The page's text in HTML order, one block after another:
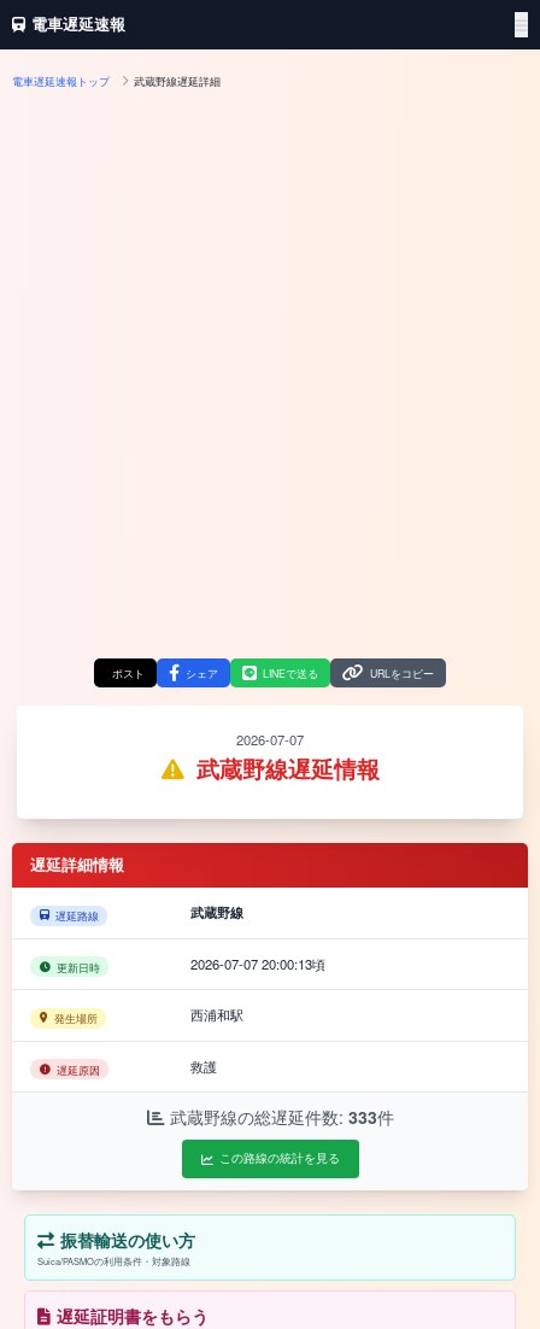
電車遅延速報
電車遅延速報トップ 武蔵野線遅延詳細
ポスト シェア LINEで送る URLをコピー
2026-07-07
武蔵野線遅延情報
遅延詳細情報
遅延路線 武蔵野線
更新日時 2026-07-07 20:00:13頃
発生場所 西浦和駅
遅延原因 救護
武蔵野線の総遅延件数: 333件
この路線の統計を見る
振替輸送の使い方
Suica/PASMOの利用条件・対象路線
遅延証明書をもらう